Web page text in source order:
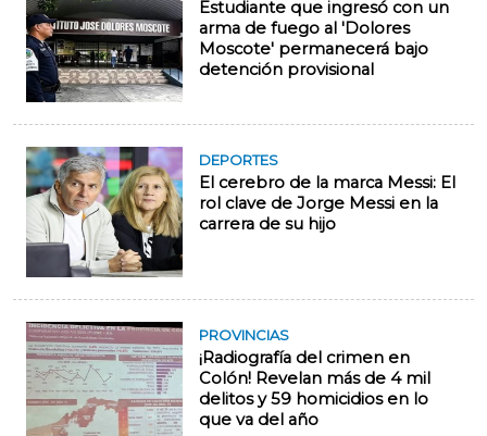
Estudiante que ingresó con un
arma de fuego al 'Dolores
Moscote' permanecerá bajo
detención provisional
DEPORTES
El cerebro de la marca Messi: El
rol clave de Jorge Messi en la
carrera de su hijo
PROVINCIAS
¡Radiografía del crimen en
Colón! Revelan más de 4 mil
delitos y 59 homicidios en lo
que va del año